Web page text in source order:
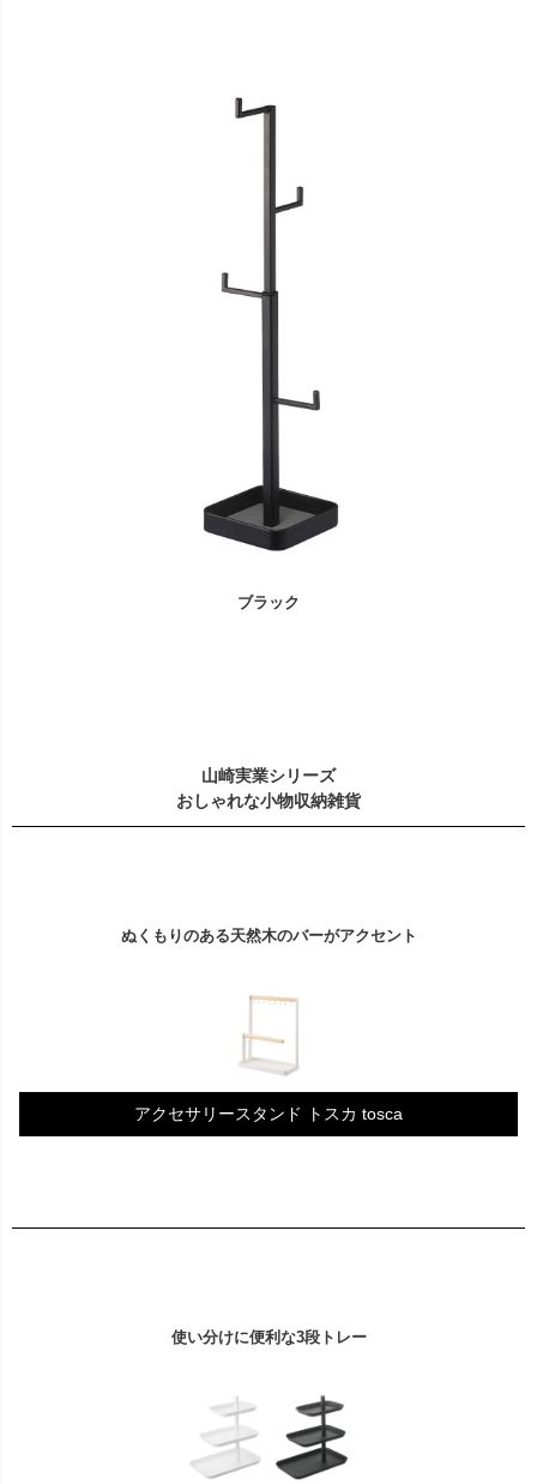
ブラック
山崎実業シリーズ
おしゃれな小物収納雑貨
ぬくもりのある天然木のバーがアクセント
アクセサリースタンド トスカ tosca
使い分けに便利な3段トレー